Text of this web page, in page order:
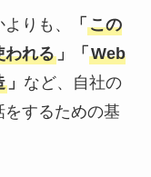
りも、 「 この
われる」「 Web
」 など、自社の
するための基